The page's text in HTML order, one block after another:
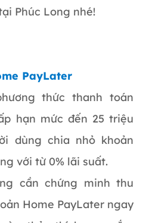
Phúc Long nhé!
PayLater
thức thanh toán
hạn mức đến 25 triệu
dùng chia nhỏ khoản
với từ 0% lãi suất.
cần chứng minh thu
Home PayLater ngay